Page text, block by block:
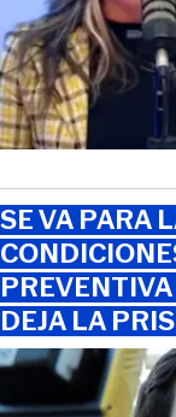
SE VA PARA
DEJA LA